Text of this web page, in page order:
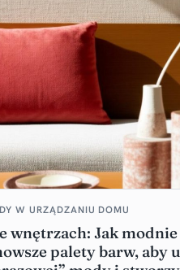
W URZĄDZANIU DOMU
wnętrzach: Jak modnie
palety barw, aby